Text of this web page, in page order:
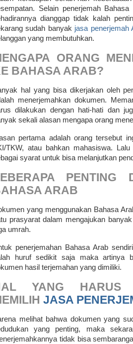
Selain penerjemah
dianggap tidak kalah
sudah banyak jasa penerjemah
yang membutuhkan.
ORANG
BAHASA ARAB?
hal yang bisa dikerjakan oleh
menerjemahkan dokumen.
dilakukan dengan hati-hati dan
sekali alasan mengapa orang
pertama adalah orang tersebut
TKW, atau bahkan mahasiswa.
syarat untuk bisa melanjutkan
PENTING
ARAB
yang menggunakan Bahasa
prasyarat dalam mengajukan
umrah.
penerjemahan Bahasa Arab
huruf sedikit saja maka artinya
hasil terjemahan yang dimiliki.
YANG HARUS
JASA
melihat bahwa dokumen yang
yang penting, maka
tidak bisa